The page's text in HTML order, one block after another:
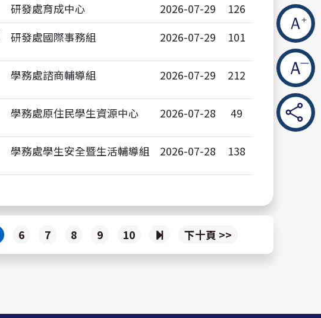
研發處育成中心 2026-07-29
126
研發處國際事務組 2026-07-29 101
學務處諮商輔導組 2026-07-29 212
學務處原住民學生資源中心 2026-07-28 49
學務處學生安全暨生活輔導組 2026-07-28 138
6 7 8 9 10
一
下十頁 >>